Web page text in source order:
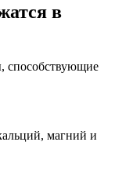
в
способствующие
магний и